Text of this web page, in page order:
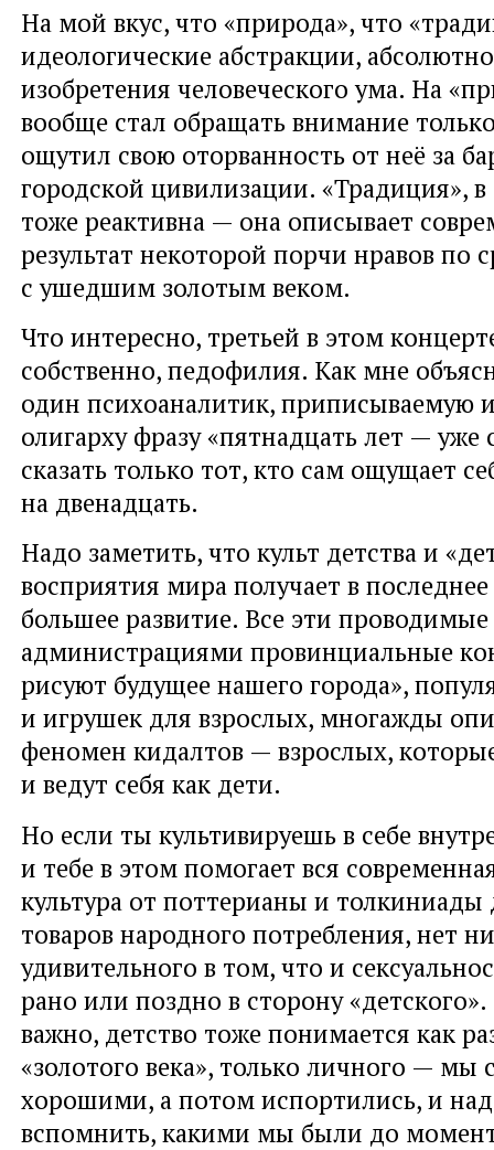
На мой вкус, что «природа», что
идеологические абстракции,
изобретения человеческого ума. На
вообще стал обращать внимание
ощутил свою оторванность от неё за
городской цивилизации. «Традиция»,
тоже реактивна — она описывает
результат некоторой порчи нравов по
с ушедшим золотым веком.
Что интересно, третьей в этом
собственно, педофилия. Как мне
один психоаналитик, приписываемую
олигарху фразу «пятнадцать лет — уже
сказать только тот, кто сам ощущает
на двенадцать.
Надо заметить, что культ детства и
восприятия мира получает в
большее развитие. Все эти проводимые
администрациями провинциальные
рисуют будущее нашего города»,
и игрушек для взрослых, многажды
феномен кидалтов — взрослых,
и ведут себя как дети.
Но если ты культивируешь в себе
и тебе в этом помогает вся
культура от поттерианы и
товаров народного потребления, нет
удивительного в том, что и
рано или поздно в сторону
важно, детство тоже понимается как
«золотого века», только личного — мы
хорошими, а потом испортились, и
вспомнить, какими мы были до